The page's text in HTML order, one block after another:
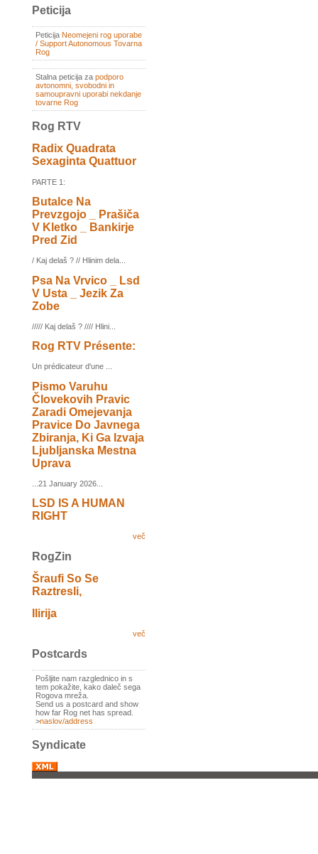
Peticija
Peticija Neomejeni rog uporabe
/ Support Autonomous Tovarna
Rog
Stalna peticija za podporo
avtonomni, svobodni in
samoupravni uporabi nekdanje
tovarne Rog
Rog RTV
Radix Quadrata
Sexaginta Quattuor
PARTE 1:
Butalce Na
Prevzgojo _ Prašiča
V Kletko _ Bankirje
Pred Zid
/ Kaj delaš ? // Hlinim dela...
Psa Na Vrvico _ Lsd
V Usta _ Jezik Za
Zobe
///// Kaj delaš ? //// Hlini...
Rog RTV Présente:
Un prédicateur d'une ...
Pismo Varuhu
Človekovih Pravic
Zaradi Omejevanja
Pravice Do Javnega
Zbiranja, Ki Ga Izvaja
Ljubljanska Mestna
Uprava
...21 January 2026...
LSD IS A HUMAN
RIGHT
več
RogZin
Šraufi So Se
Raztresli,
Ilirija
več
Postcards
Pošljite nam razglednico in s
tem pokažite, kako daleč sega
Rogova mreža.
Send us a postcard and show
how far Rog net has spread.
>naslov/address
Syndicate